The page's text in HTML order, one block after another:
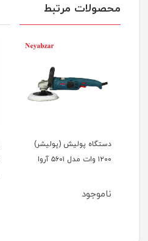
محصولات مرتبط
دستگاه پولیش (پولیشر)
۱۲۰۰ وات مدل ۵۶۰۱ آروا
ناموجود